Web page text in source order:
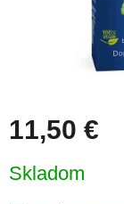
11,50 €
cena:
Skladom